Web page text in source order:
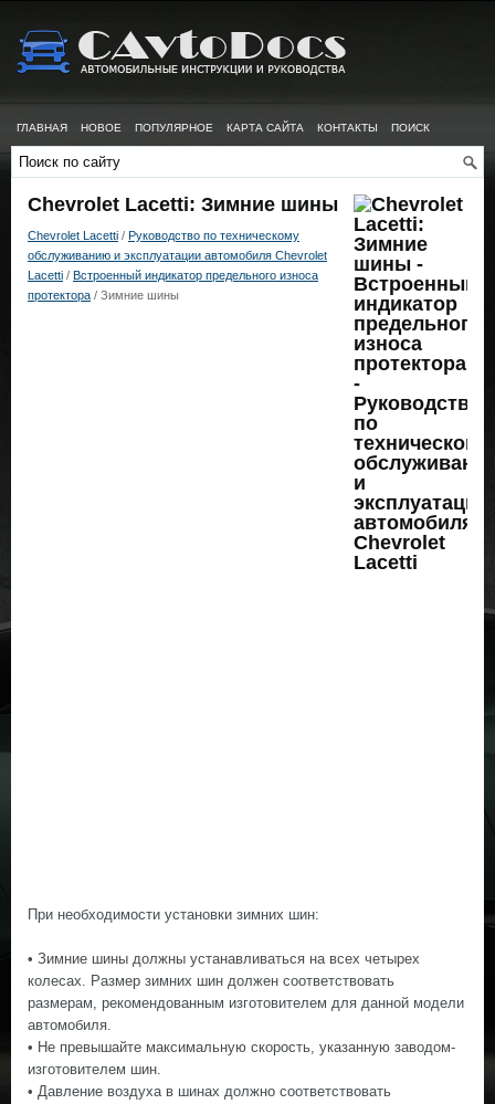
ГЛАВНАЯ НОВОЕ ПОПУЛЯРНОЕ КАРТА САЙТА КОНТАКТЫ ПОИСК
Chevrolet Lacetti: Зимние шины
Chevrolet Lacetti / Руководство по техническому
обслуживанию и эксплуатации автомобиля Chevrolet
Lacetti / Встроенный индикатор предельного износа
протектора / Зимние шины
При необходимости установки зимних шин:
• Зимние шины должны устанавливаться на всех четырех
колесах. Размер зимних шин должен соответствовать
размерам, рекомендованным изготовителем для данной модели
автомобиля.
• Не превышайте максимальную скорость, указанную заводом-
изготовителем шин.
• Давление воздуха в шинах должно соответствовать